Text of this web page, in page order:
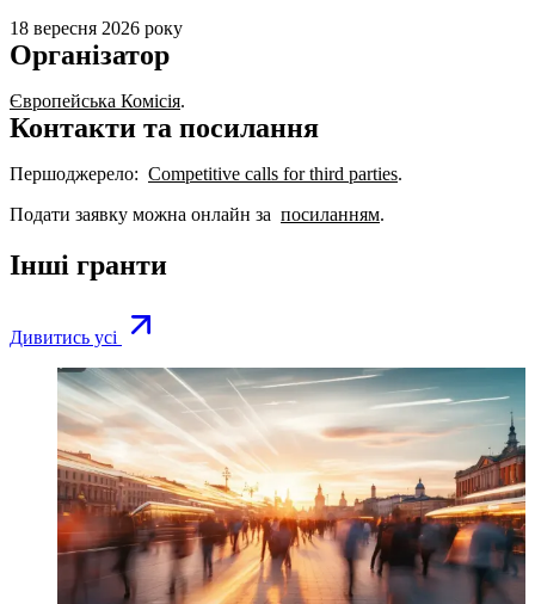
18 вересня 2026 року
Організатор
Європейська Комісія.
Контакти та посилання
Першоджерело: Competitive calls for third parties.
Подати заявку можна онлайн за посиланням.
Інші гранти
Дивитись усі